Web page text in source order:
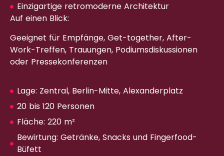
Einzigartige retromoderne Architektur
Auf einen Blick:
Geeignet für Empfänge, Get-together, After-
Work-Treffen, Trauungen, Podiumsdiskussionen
oder Pressekonferenzen
Lage: Zentral, Berlin-Mitte, Alexanderplatz
20 bis 120 Personen
Fläche: 220 m²
Bewirtung: Getränke, Snacks und Fingerfood-
Büfett